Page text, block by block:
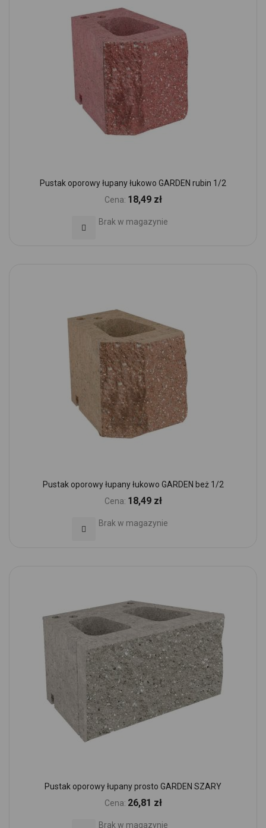
Pustak oporowy łupany łukowo GARDEN rubin 1/2
Cena: 18,49 zł
Brak w magazynie
Dodaj do Ulubionych
Pustak oporowy łupany łukowo GARDEN beż 1/2
Cena: 18,49 zł
Brak w magazynie
Dodaj do Ulubionych
Pustak oporowy łupany prosto GARDEN SZARY
Cena: 26,81 zł
Brak w magazynie